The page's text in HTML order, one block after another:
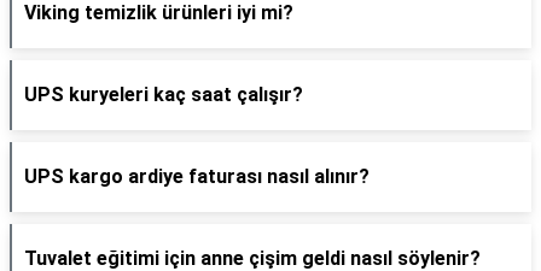
Viking temizlik ürünleri iyi mi?
UPS kuryeleri kaç saat çalışır?
UPS kargo ardiye faturası nasıl alınır?
Tuvalet eğitimi için anne çişim geldi nasıl söylenir?